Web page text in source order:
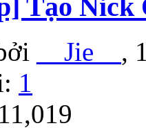
Tạo Nick
__Jie__ ,
1